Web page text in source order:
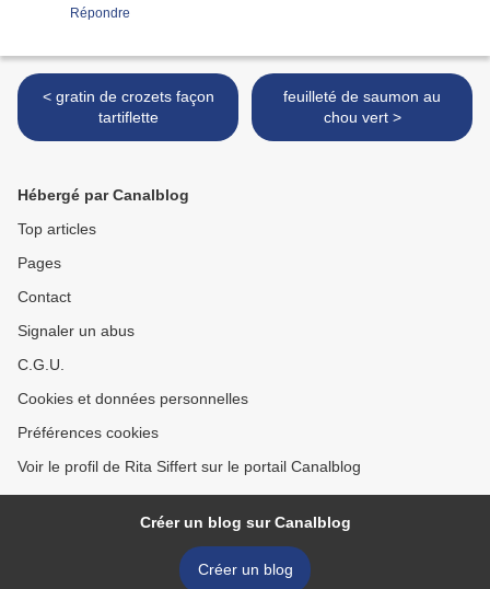
Répondre
< gratin de crozets façon
tartiflette
feuilleté de saumon au
chou vert >
Hébergé par Canalblog
Top articles
Pages
Contact
Signaler un abus
C.G.U.
Cookies et données personnelles
Préférences cookies
Voir le profil de Rita Siffert sur le portail Canalblog
Créer un blog sur Canalblog
Créer un blog